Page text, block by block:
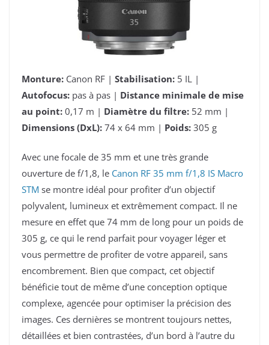
Monture: Canon RF | Stabilisation: 5 IL |
Autofocus: pas à pas | Distance minimale de mise
au point: 0,17 m | Diamètre du filtre: 52 mm |
Dimensions (DxL): 74 x 64 mm | Poids: 305 g
Avec une focale de 35 mm et une très grande
ouverture de f/1,8, le Canon RF 35 mm f/1,8 IS Macro
STM se montre idéal pour profiter d’un objectif
polyvalent, lumineux et extrêmement compact. Il ne
mesure en effet que 74 mm de long pour un poids de
305 g, ce qui le rend parfait pour voyager léger et
vous permettre de profiter de votre appareil, sans
encombrement. Bien que compact, cet objectif
bénéficie tout de même d’une conception optique
complexe, agencée pour optimiser la précision des
images. Ces dernières se montrent toujours nettes,
détaillées et bien contrastées, d’un bord à l’autre du